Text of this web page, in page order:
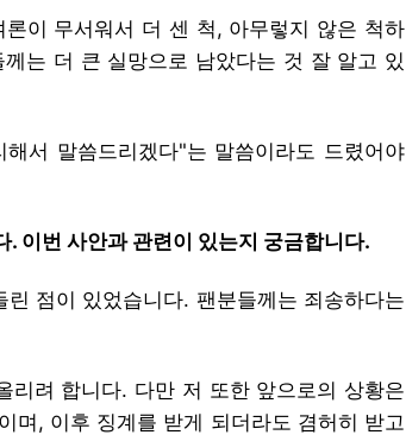
이 무서워서 더 센 척, 아무렇지 않은 척하
는 더 큰 실망으로 남았다는 것 잘 알고 있
서 말씀드리겠다"는 말씀이라도 드렸어야
. 이번 사안과 관련이 있는지 궁금합니다.
점이 있었습니다. 팬분들께는 죄송하다는
리려 합니다. 다만 저 또한 앞으로의 상황은
며, 이후 징계를 받게 되더라도 겸허히 받고